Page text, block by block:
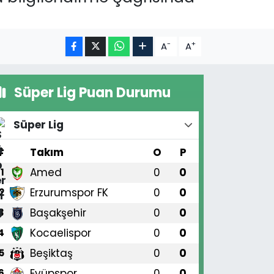
A- A+
Süper Lig Puan Durumu
Süper Lig
Takım O P
1 Amed 0 0
Erzurumspor FK 0 0
Başakşehir 0 0
Kocaelispor 0 0
Beşiktaş 0 0